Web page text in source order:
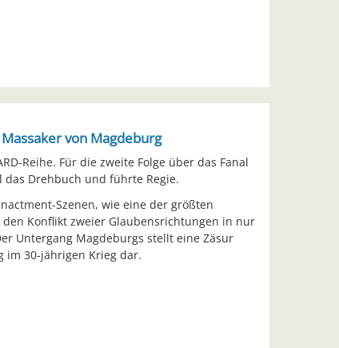
von Magdeburg
Reihe. Für die zweite Folge über das Fanal
das Drehbuch und führte Regie.
Szenen, wie eine der größten
Konflikt zweier Glaubensrichtungen in nur
Untergang Magdeburgs stellt eine Zäsur
30-jährigen Krieg dar.